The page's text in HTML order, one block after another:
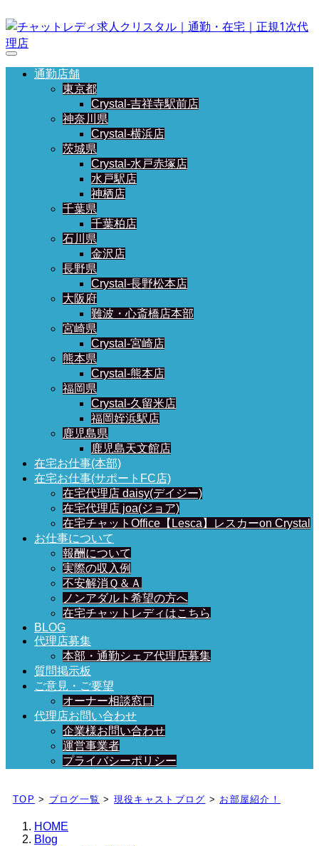
通勤店舗
東京都
Crystal-吉祥寺駅前店
神奈川県
Crystal-横浜店
茨城県
Crystal-水戸赤塚店
水戸駅店
神栖店
千葉県
千葉柏店
石川県
金沢店
長野県
Crystal-長野松本店
大阪府
難波・心斎橋店本部
宮崎県
Crystal-宮崎店
熊本県
Crystal-熊本店
福岡県
Crystal-久留米店
福岡姪浜駅店
鹿児島県
鹿児島天文館店
在宅お仕事(本部)
在宅お仕事(サポートFC店)
在宅代理店 daisy(デイジー)
在宅代理店 joa(ジョア)
在宅チャットOffice【Lesca】レスカーon Crystal
お仕事について
報酬について
実際の収入例
不安解消Ｑ＆Ａ
ノンアダルト希望の方へ
在宅チャットレディはこちら
BLOG
代理店募集
本部・通勤シェア代理店募集
質問掲示板
ご意見・ご要望
オーナー相談窓口
代理店お問い合わせ
企業様お問い合わせ
運営事業者
プライバシーポリシー
日々、ブログを更新中！
TOP > ブログ一覧 > 現役キャストブログ > お部屋紹介！
HOME
Blog